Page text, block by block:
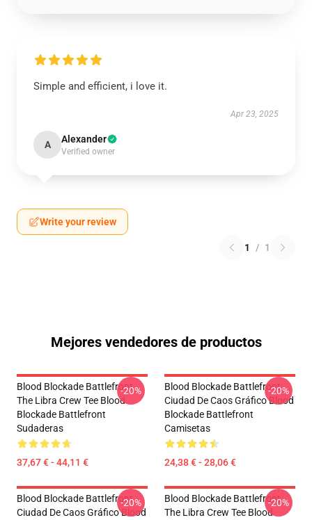
Simple and efficient, i love it.
Apr 23, 2025
A Alexander
Verified owner
Write your review
1 / 1
Mejores vendedores de productos
Blood Blockade Battlefront
The Libra Crew Tee Blood
Blockade Battlefront
Sudaderas
37,67 € - 44,11 €
-20%
Blood Blockade Battlefront
Ciudad De Caos Gráfico Blood
Blockade Battlefront
Camisetas
24,38 € - 28,06 €
-20%
Blood Blockade Battlefront
Ciudad De Caos Gráfico Blood
-20%
Blood Blockade Battlefront
The Libra Crew Tee Blood
-20%